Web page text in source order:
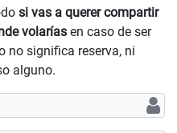
si vas a querer compartir
volarías en caso de ser
no significa reserva, ni
alguno.